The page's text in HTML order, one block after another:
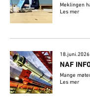
Meklingen
Les mer
18.juni.2026
NAF
Mange
Les mer